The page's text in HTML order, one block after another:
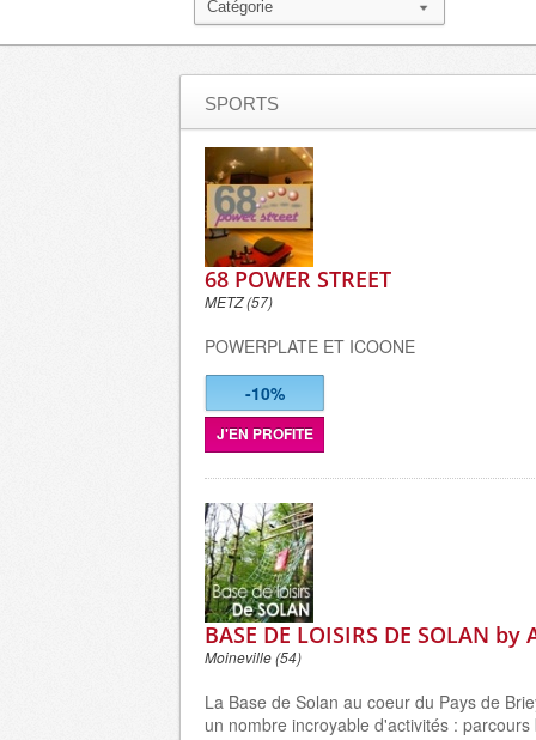
SPORTS
68 POWER STREET
METZ (57)
POWERPLATE ET ICOONE
-10%
J'EN PROFITE
BASE DE LOISIRS DE SOLAN by
Moineville (54)
La Base de Solan au coeur du Pays de
un nombre incroyable d'activités : parcours